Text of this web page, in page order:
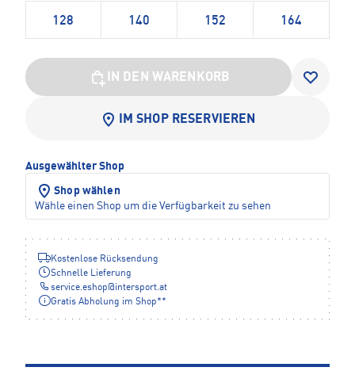
128 140 152 164
IN DEN WARENKORB
IM SHOP RESERVIEREN
Ausgewählter Shop
Shop wählen
Wähle einen Shop um die Verfügbarkeit zu sehen
Kostenlose Rücksendung
Schnelle Lieferung
service.eshop@intersport.at
Gratis Abholung im Shop**